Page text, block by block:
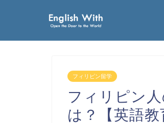
フィリピン留学
フィリピン
は？【英語教